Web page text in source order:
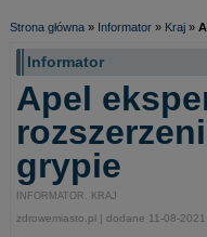
Strona główna » Informator » Kraj »
Informator
Apel
grypie
INFORMATOR. KRAJ
zdrowemiasto.pl | dodane 11-08-2021